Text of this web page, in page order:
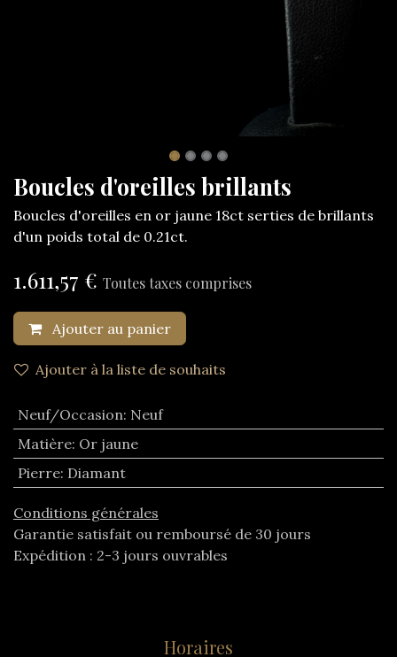
Boucles d'oreilles brillants
Boucles d'oreilles en or jaune 18ct serties de brillants
d'un poids total de 0.21ct.
1.611,57 € Toutes taxes comprises
Ajouter au panier
Ajouter à la liste de souhaits
Neuf/Occasion: Neuf
Matière: Or jaune
Pierre: Diamant
Conditions générales
Garantie satisfait ou remboursé de 30 jours
Expédition : 2-3 jours ouvrables
Horaires